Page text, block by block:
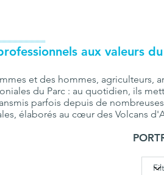
aux valeurs
et des hommes, agriculteurs,
du Parc : au quotidien, ils
parfois depuis de
élaborés au cœur des Volcans